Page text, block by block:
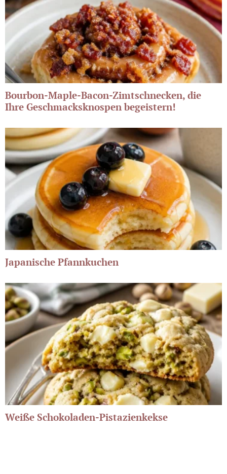
Bourbon-Maple-Bacon-Zimtschnecken, die
Ihre Geschmacksknospen begeistern!
Japanische Pfannkuchen
Weiße Schokoladen-Pistazienkekse